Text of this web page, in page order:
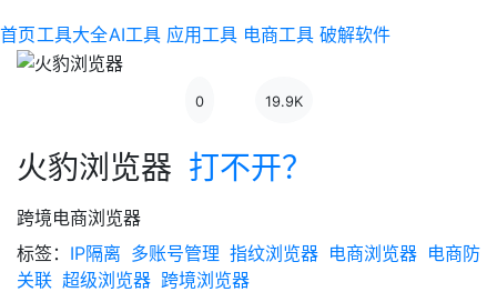
首页工具大全AI工具 应用工具 电商工具 破解软件
0 19.9K
火豹浏览器 打不开？
跨境电商浏览器
标签： IP隔离 多账号管理 指纹浏览器 电商浏览器 电商防
关联 超级浏览器 跨境浏览器